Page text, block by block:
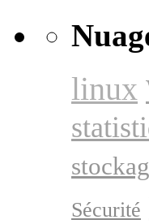
linux
Sécurité